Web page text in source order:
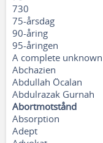
730
75-årsdag
90-åring
95-åringen
A complete unknown
Abchazien
Abdullah Öcalan
Abdulrazak Gurnah
Abortmotstånd
Absorption
Adept